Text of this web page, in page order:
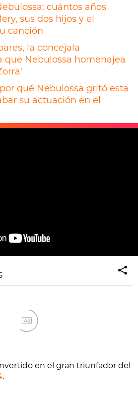
cuántos años
sus dos hijos y el
canción
la concejala
que Nebulossa homenajea
por qué Nebulossa gritó esta
su actuación en el
Ad
en el gran triunfador del
.